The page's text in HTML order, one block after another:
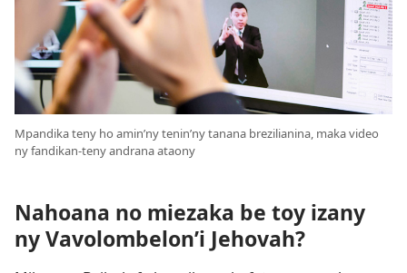
Mpandika teny ho amin’ny tenin’ny tanana brezilianina, maka video
ny fandikan-teny andrana ataony
Nahoana no miezaka be toy izany
ny Vavolombelon’i Jehovah?